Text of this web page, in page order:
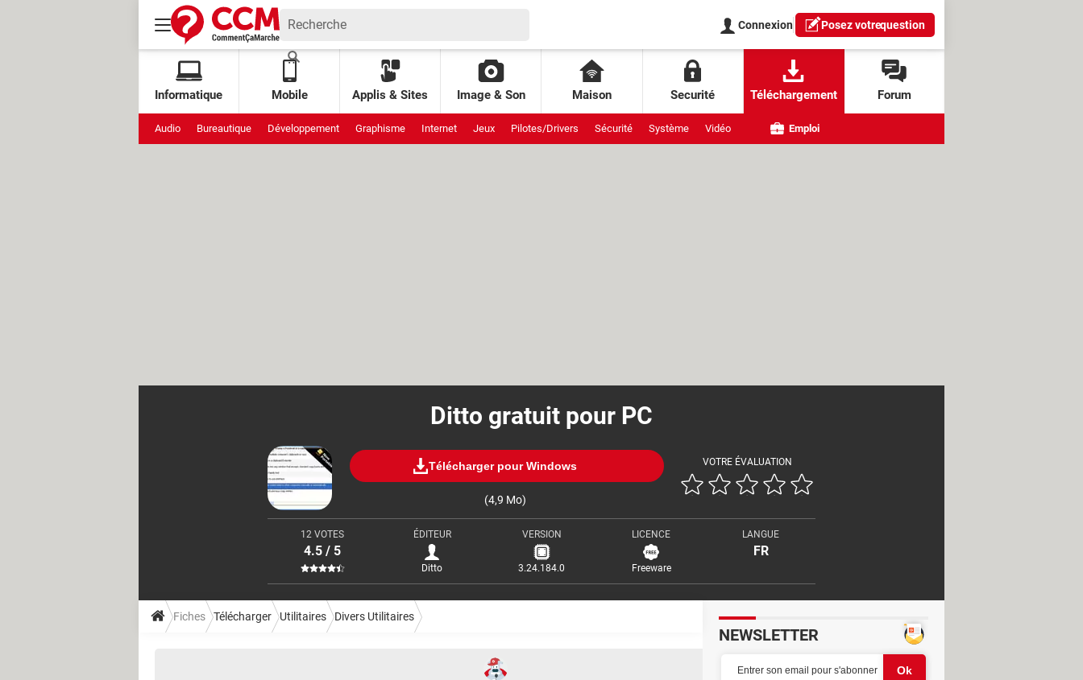
Connexion Posez votrequestion
Informatique Mobile Applis & Sites Image & Son Maison Securité Téléchargement Forum
Audio Bureautique Développement Graphisme Internet Jeux Pilotes/Drivers Sécurité Système Vidéo Emploi
Ditto gratuit pour PC
Télécharger pour Windows
(4,9 Mo)
VOTRE ÉVALUATION
12 VOTES
4.5 / 5
ÉDITEUR
Ditto
VERSION
3.24.184.0
LICENCE
Freeware
LANGUE
FR
Fiches Télécharger Utilitaires Divers Utilitaires
NEWSLETTER